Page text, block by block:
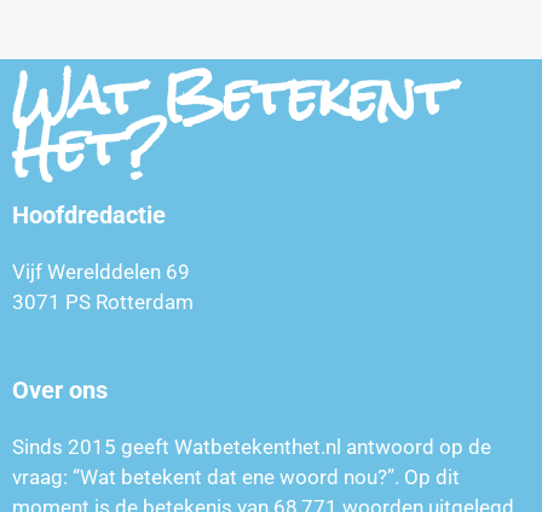
Wat Betekent
Het?
Hoofdredactie
Vijf Werelddelen 69
3071 PS Rotterdam
Over ons
Sinds 2015 geeft Watbetekenthet.nl antwoord op de
vraag: “Wat betekent dat ene woord nou?”. Op dit